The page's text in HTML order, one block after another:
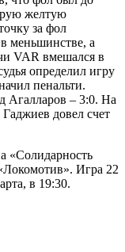
желтую
за фол
меньшинстве, а
VAR вмешался в
определил игру
пенальти.
Агалларов – 3:0. На
довел счет
«Солидарность
Игра 22
в 19:30.